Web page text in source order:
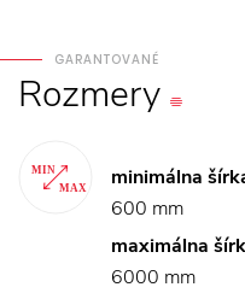
GARANTOVANÉ
Rozmery
minimálna
600 mm
maximálna
6000 mm